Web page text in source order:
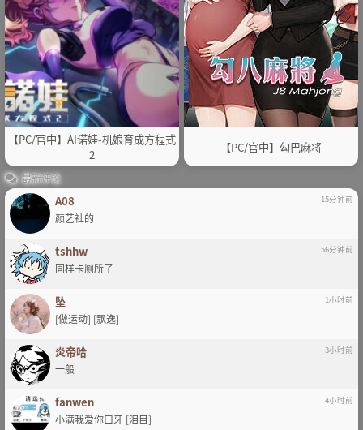
【PC/官中】AI诺娃-机娘育成方程式
2
【PC/官中】勾巴麻将
最新评论
A08 15分钟前
颜艺社的
tshhw 56分钟前
同样卡厕所了
坠 1小时前
[做运动] [飘逸]
炎帝哈 3小时前
一般
fanwen 4小时前
小满我爱你口牙 [泪目]